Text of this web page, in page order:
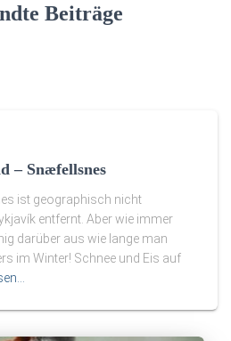
Beiträge
– Snæfellsnes
ist geographisch nicht
entfernt. Aber wie immer
darüber aus wie lange man
im Winter! Schnee und Eis auf